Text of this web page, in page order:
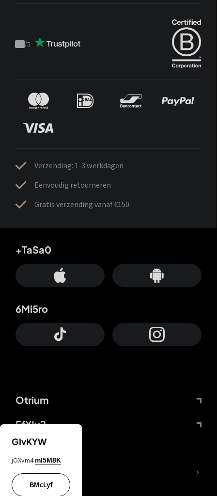
Trustpilot
/5
Verzending: 1-3 werkdagen
Eenvoudig retourneren
Gratis verzending vanaf €150
Otrium
FfYIy2
+TaSa0
6Mi5ro
KIjvtr
GIvKYW
jOXvm4 mI5M8K
BMcLyf